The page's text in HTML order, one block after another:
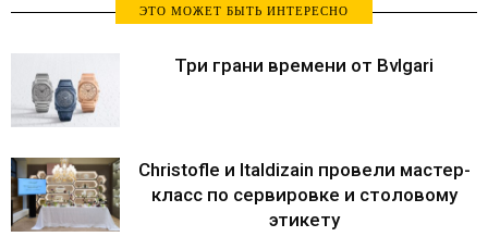
ЭТО МОЖЕТ БЫТЬ ИНТЕРЕСНО
Три грани времени от Bvlgari
Christofle и Italdizain провели мастер-
класс по сервировке и столовому
этикету